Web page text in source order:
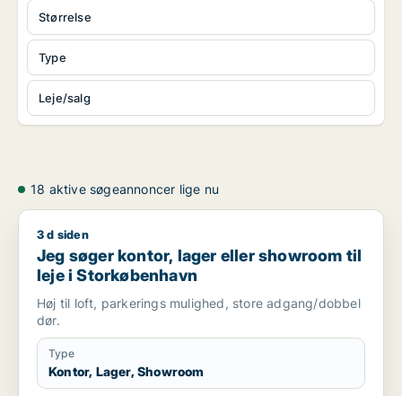
Type
Leje/salg
Størrelse
18 aktive søgeannoncer lige nu
Jeg søger kontor, lager eller showroom til leje i
3 d siden
Jeg søger kontor, lager eller showroom til
leje i Storkøbenhavn
Høj til loft, parkerings mulighed, store adgang/dobbel
dør.
Type
Kontor, Lager, Showroom